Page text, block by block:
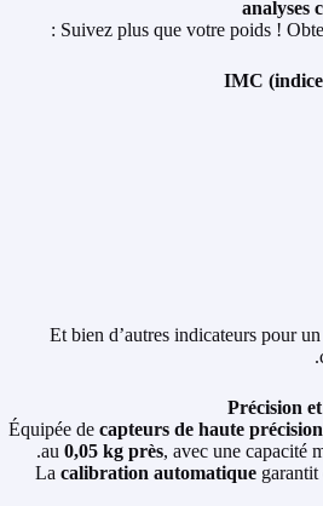
Suivez plus que votre poids !
IMC (indice
Et bien d’autres indicateurs pour
Précision
Équipée de capteurs de haute précision
au 0,05 kg près, avec une capacité
.
La calibration automatique garantit